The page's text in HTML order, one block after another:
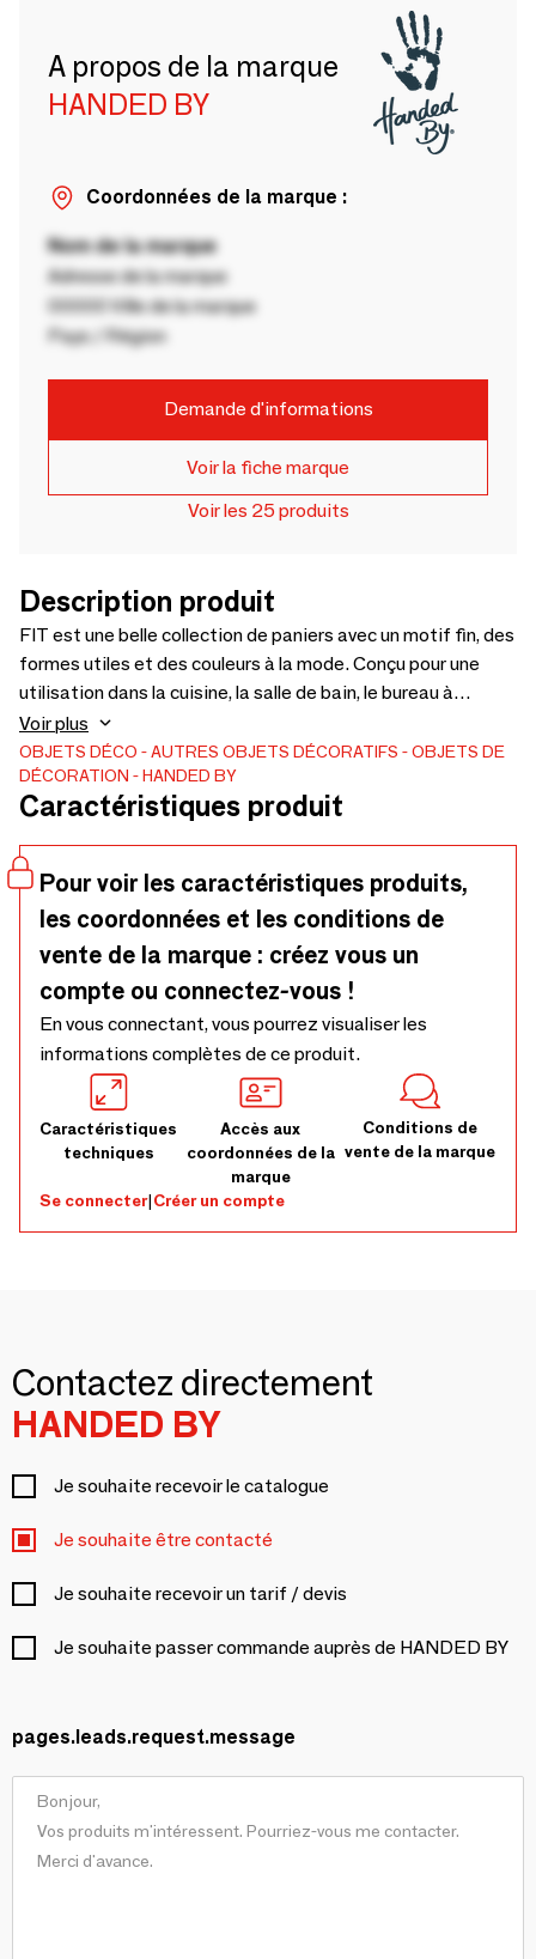
A propos de la marque
HANDED BY
Coordonnées de la marque :
Nom de la marque
Adresse de la marque
00000 Ville de la marque
Pays / Région
Demande d'informations
Voir la fiche marque
Voir les 25 produits
Description produit
FIT est une belle collection de paniers avec un motif fin, des
formes utiles et des couleurs à la mode. Conçu pour une
utilisation dans la cuisine, la salle de bain, le bureau à
domicile ou le salon. Une aide intelligente et élégante lors
de l'organisation de vos tiroirs ou du nettoyage de votre
espace de travail à la maison.Disponible en 10 tailles et 13
couleurs tendance. Fabriqué en plastique recyclé à 50 %.
Voir plus
OBJETS DÉCO AUTRES OBJETS DÉCORATIFS
OBJETS DE
DÉCORATION
HANDED BY
Caractéristiques produit
Pour voir les caractéristiques produits,
les coordonnées et les conditions de
vente de la marque : créez vous un
compte ou connectez-vous !
En vous connectant, vous pourrez visualiser les
informations complètes de ce produit.
Caractéristiques
techniques
Accès aux
coordonnées de la
marque
Conditions de
vente de la marque
Se connecter|Créer un compte
Contactez directement
HANDED BY
Je souhaite recevoir le catalogue
Je souhaite être contacté
Je souhaite recevoir un tarif / devis
Je souhaite passer commande auprès de HANDED BY
pages.leads.request.message